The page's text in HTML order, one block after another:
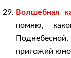
Волшебная
помню,
пригожий